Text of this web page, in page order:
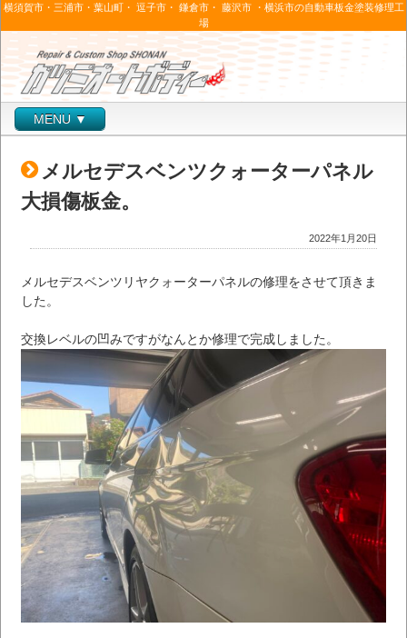
横須賀市・三浦市・葉山町・ 逗子市・ 鎌倉市・ 藤沢市 ・横浜市の自動車板金塗装修理工
場
MENU ▼
メルセデスベンツクォーターパネル
大損傷板金。
2022年1月20日
メルセデスベンツリヤクォーターパネルの修理をさせて頂きま
した。
交換レベルの凹みですがなんとか修理で完成しました。